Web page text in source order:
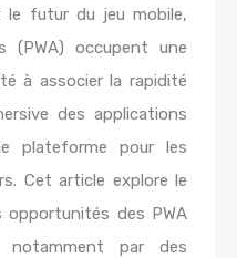
le futur du jeu mobile,
(PWA) occupent une
à associer la rapidité
des applications
plateforme pour les
Cet article explore le
des PWA
notamment par des